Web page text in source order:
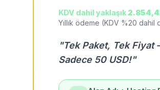
KDV dahil yaklaşık
Yıllık ödeme (KDV %20 dahil
"Tek Paket, Tek Fiyat
Sadece 50 USD!"